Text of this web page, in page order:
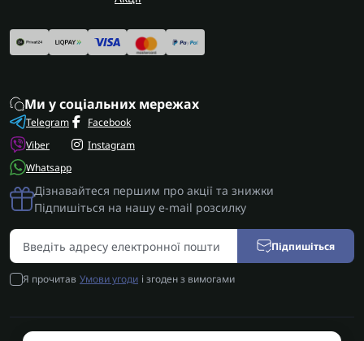
Ми у соціальних мережах
Telegram
Viber
Whatsapp
Facebook
Instagram
Дізнавайтеся першим про акції та знижки
Підпишіться на нашу e-mail розсилку
Підпишіться
Я прочитав Умови угоди і згоден з вимогами